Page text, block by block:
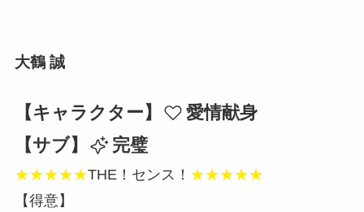
大鶴 誠
【キャラクター】
愛情献身
【サブ】
完璧
★★★★★THE！センス！ ★★★★★
【得意】